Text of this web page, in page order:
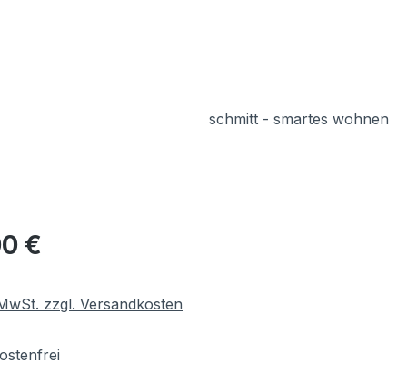
schmitt - smartes wohnen
€
zzgl. Versandkosten